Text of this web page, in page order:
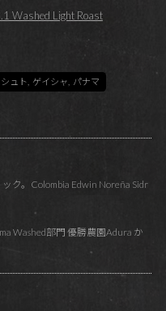
Washed Light Roast
ュト ゲイシャ パナマ
ク。Colombia Edwin Noreña Sidr
Washed部門 優勝農園Adura か